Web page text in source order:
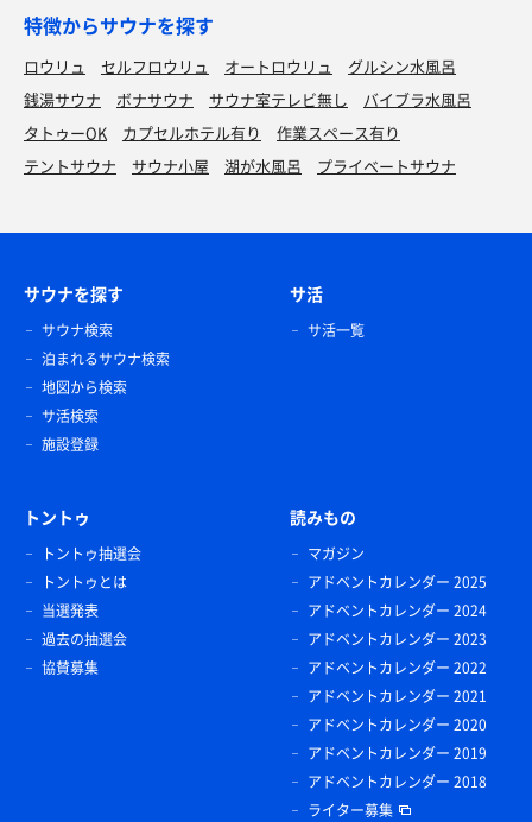
カルボナーラ
カルボナーラを思わずおかわりしそうになりましたが
まだ理性は働いていたようです
むむむさん、つっちさん、S本さん、mとさん、ありがと
うございました〜🙌
〈追伸〉
載せるところもないので唯一名古屋らしいものを上げとき
ます。
特徴からサウナを探す
ロウリュ セルフロウリュ オートロウリュ
グルシン水風呂
銭湯サウナ
ボナサウナ サウナ室テレビ無し
バイブラ水風呂
タトゥーOK
カプセルホテル有り
作業スペース有り
テントサウナ
サウナ小屋 湖が水風呂 プライベートサウナ
サウナを探す
サウナ検索
泊まれるサウナ検索
地図から検索
サ活検索
施設登録
サ活
サ活一覧
トントゥ
トントゥ抽選会
トントゥとは
当選発表
過去の抽選会
協賛募集
読みもの
マガジン
アドベントカレンダー 2025
アドベントカレンダー 2024
アドベントカレンダー 2023
アドベントカレンダー 2022
アドベントカレンダー 2021
アドベントカレンダー 2020
アドベントカレンダー 2019
アドベントカレンダー 2018
ライター募集